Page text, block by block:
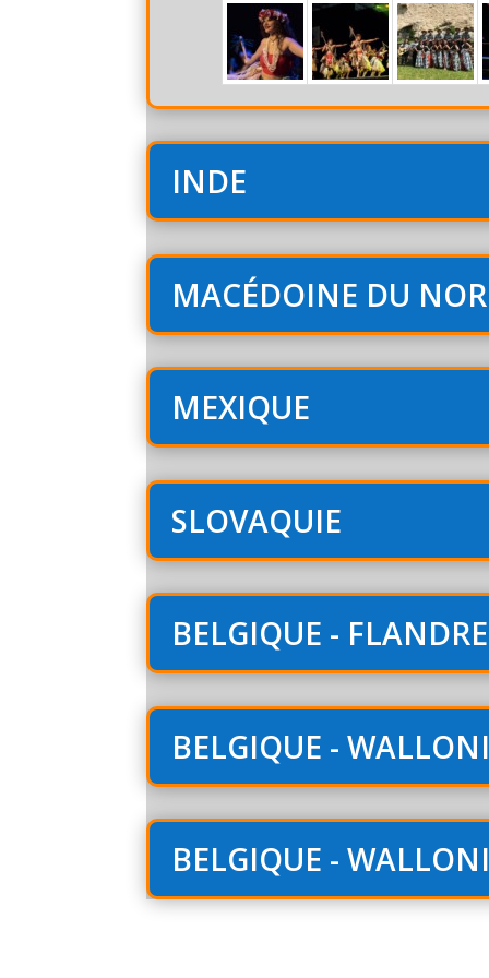
INDE
MACÉDOINE DU
MEXIQUE
SLOVAQUIE
BELGIQUE -
BELGIQUE -
BELGIQUE -